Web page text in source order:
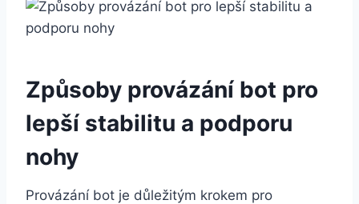
Způsoby provázání bot pro
lepší ‌stabilitu a podporu
nohy
Provázání bot je důležitým krokem pro